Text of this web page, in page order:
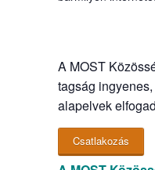
A MOST
tagság
alapelvek
Csatlakozás